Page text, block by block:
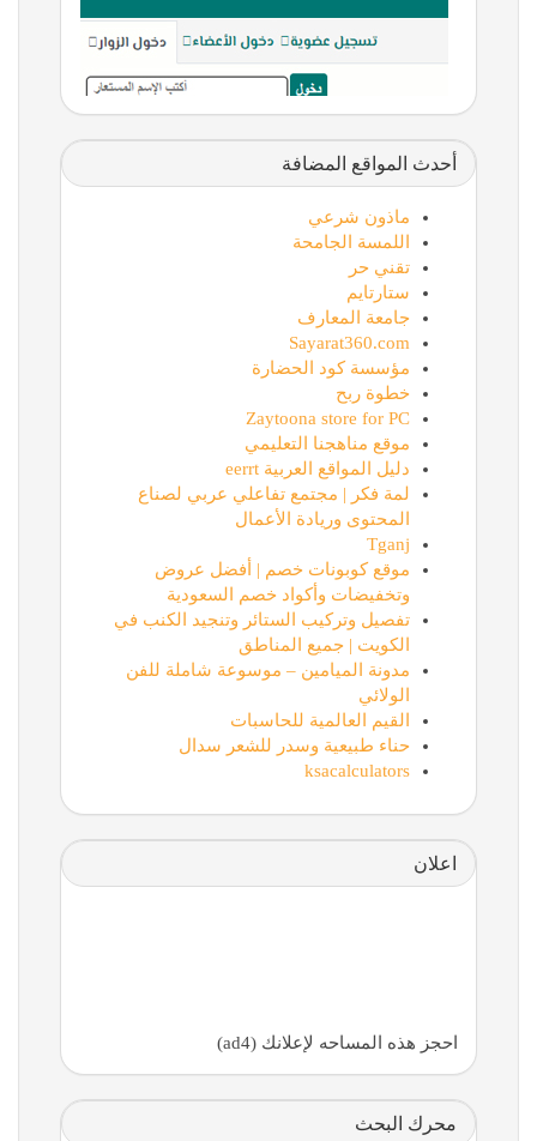
أحدث المواقع المضافة
ماذون شرعي
اللمسة الجامحة
تقني حر
ستارتايم
جامعة المعارف
Sayarat360.com
مؤسسة كود الحضارة
خطوة ربح
Zaytoona store for PC
موقع مناهجنا التعليمي
دليل المواقع العربية eerrt
لمة فكر | مجتمع تفاعلي عربي لصناع
المحتوى وريادة الأعمال
Tganj
موقع كوبونات خصم | أفضل عروض
وتخفيضات وأكواد خصم السعودية
تفصيل وتركيب الستائر وتنجيد الكنب في
الكويت | جميع المناطق
مدونة الميامين – موسوعة شاملة للفن
الولائي
القيم العالمية للحاسبات
حناء طبيعية وسدر للشعر سدال
ksacalculators
اعلان
احجز هذه المساحه لإعلانك (ad4)
محرك البحث